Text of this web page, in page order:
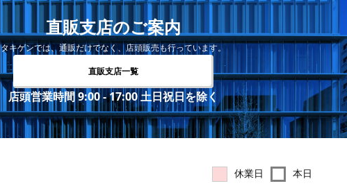
直販支店のご案内
タキゲンでは、通販だけでなく、店頭販売も行っています。
直販支店一覧
店頭営業時間 9:00 - 17:00 土日祝日を除く
休業日 本日